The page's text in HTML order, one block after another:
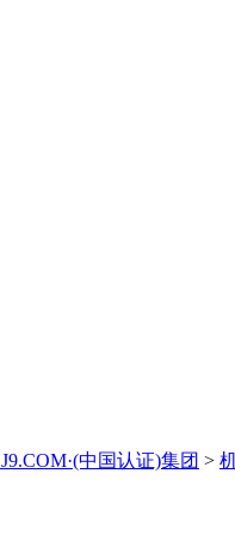
J9.COM·(中国认证)集团 >